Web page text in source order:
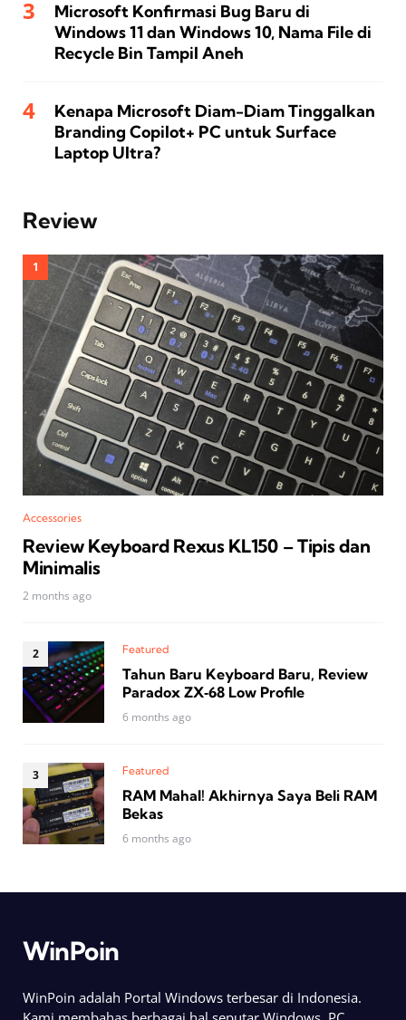
Microsoft Konfirmasi Bug Baru di
Windows 11 dan Windows 10, Nama File di
Recycle Bin Tampil Aneh
Kenapa Microsoft Diam-Diam Tinggalkan
Branding Copilot+ PC untuk Surface
Laptop Ultra?
Review
Accessories
Review Keyboard Rexus KL150 – Tipis dan
Minimalis
2 months ago
Featured
Tahun Baru Keyboard Baru, Review
Paradox ZX‑68 Low Profile
6 months ago
Featured
RAM Mahal! Akhirnya Saya Beli RAM
Bekas
6 months ago
WinPoin
WinPoin adalah Portal Windows terbesar di Indonesia.